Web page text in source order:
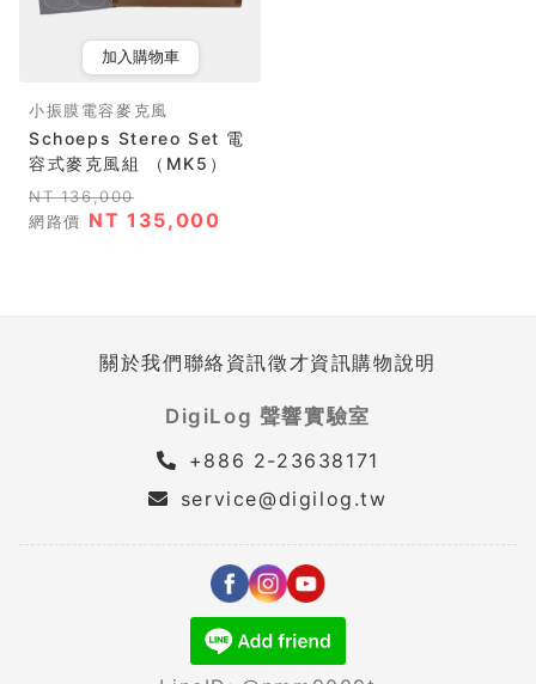
加入購物車
小振膜電容麥克風
Schoeps Stereo Set 電
容式麥克風組 （MK5）
NT 136,000
網路價 NT 135,000
關於我們聯絡資訊徵才資訊購物說明
DigiLog 聲響實驗室
+886 2-23638171
service@digilog.tw